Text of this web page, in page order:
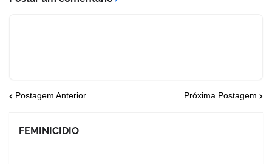
Postagem Anterior Próxima Postagem
FEMINICIDIO